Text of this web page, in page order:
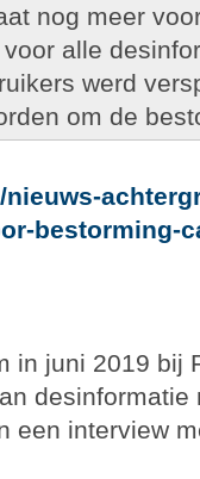
nog meer
alle
werd
om de
bestorming-
in juni 2019 bij
een interview